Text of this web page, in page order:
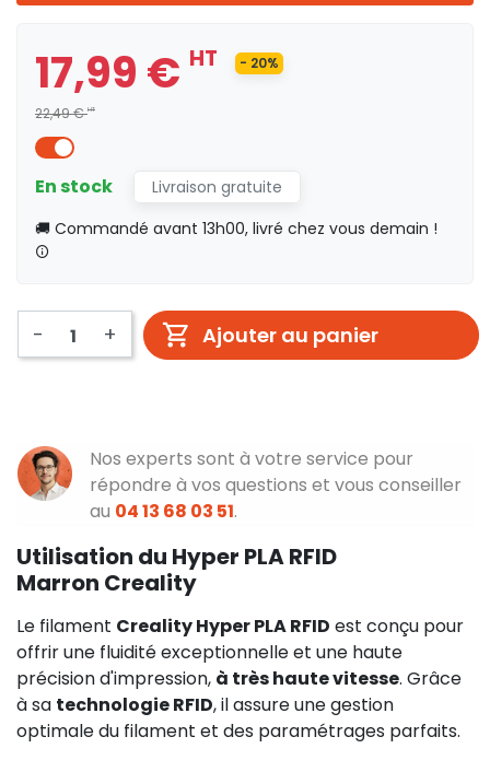
17,99 € HT
22,49 €HT
- 20%
En stock
Livraison gratuite
🚚 Commandé avant 13h00, livré chez vous demain !
- + Ajouter au panier
Nos experts sont à votre service pour
répondre à vos questions et vous conseiller
au 04 13 68 03 51.
Utilisation du Hyper PLA RFID
Marron Creality
Le filament Creality Hyper PLA RFID est conçu pour
offrir une fluidité exceptionnelle et une haute
précision d'impression, à très haute vitesse. Grâce
à sa technologie RFID, il assure une gestion
optimale du filament et des paramétrages parfaits.